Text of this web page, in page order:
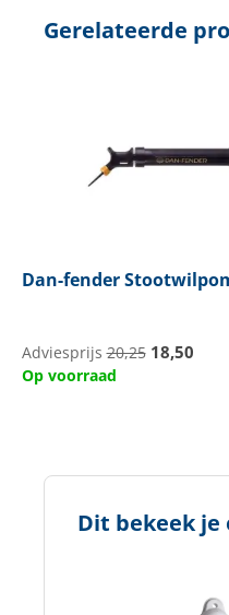
Gerelateerde
Dan-fender
Adviesprijs20,25 18,50
Op voorraad
Dit bekeek je